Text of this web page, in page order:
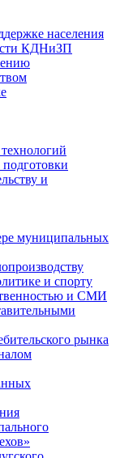
населения
КДНиЗП
и
муниципальных
и спорту
и СМИ
рынка